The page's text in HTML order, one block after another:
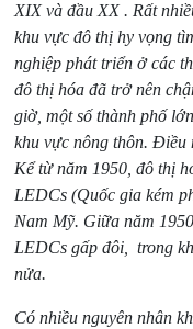
XIX và đầu XX . Rất
khu vực đô thị hy vọng
nghiệp phát triển ở các
đô thị hóa đã trở nên
giờ, một số thành phố
khu vực nông thôn. Điều
Kể từ năm 1950, đô thị
LEDCs (Quốc gia kém
Nam Mỹ. Giữa năm
LEDCs gấp đôi, trong
nửa.
Có nhiều nguyên nhân